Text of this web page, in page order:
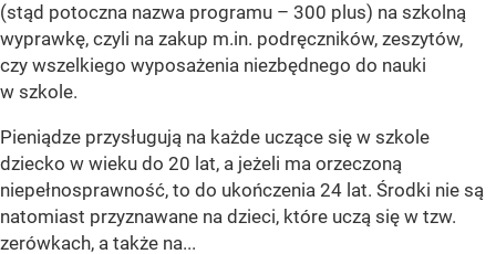
(stąd potoczna nazwa programu – 300 plus) na szkolną
wyprawkę, czyli na zakup m.in. podręczników, zeszytów,
czy wszelkiego wyposażenia niezbędnego do nauki
w szkole.
Pieniądze przysługują na każde uczące się w szkole
dziecko w wieku do 20 lat, a jeżeli ma orzeczoną
niepełnosprawność, to do ukończenia 24 lat. Środki nie są
natomiast przyznawane na dzieci, które uczą się w tzw.
zerówkach, a także na...